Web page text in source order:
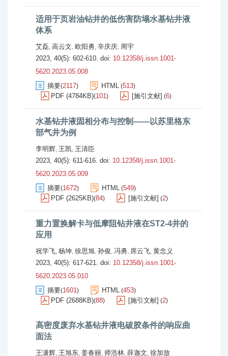
适用于页岩油钻井的低伤害防塌水基钻井液
体系
艾磊, 高云文, 欧阳勇, 辛庆庆, 周宇
2023, 40(5): 602-610. doi: 10.12358/j.issn.1001-
5620.2023.05.008
摘要(2117) HTML (513)
PDF (4784KB)(101) [施引文献] (6)
水基钻井液固相分布与控制——以苏里格东
部气井为例
李明辉, 王凯, 王清臣
2023, 40(5): 611-616. doi: 10.12358/j.issn.1001-
5620.2023.05.009
摘要(1672) HTML (549)
PDF (2625KB)(84) [施引文献] (2)
重力置换解卡与低摩阻钻井液在ST2-4井的
应用
祝学飞, 杨坤, 徐思旭, 孙俊, 冯勇, 席云飞, 黄念义
2023, 40(5): 617-621. doi: 10.12358/j.issn.1001-
5620.2023.05.010
摘要(1601) HTML (453)
PDF (2688KB)(88) [施引文献] (2)
高密度废弃水基钻井液电破胶条件的响应曲
面法
王潇辉, 王旭东, 姜春丽, 师浩林, 薛迦文, 徐加放